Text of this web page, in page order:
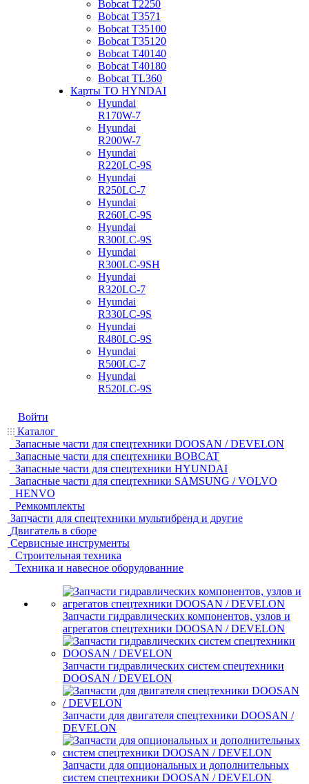
Bobcat Т2250
Bobcat Т3571
Bobcat Т35100
Bobcat Т35120
Bobcat Т40140
Bobcat Т40180
Bobcat ТL360
Карты ТО HYNDAI
Hyundai
R170W-7
Hyundai
R200W-7
Hyundai
R220LC-9S
Hyundai
R250LC-7
Hyundai
R260LC-9S
Hyundai
R300LC-9S
Hyundai
R300LC-9SH
Hyundai
R320LC-7
Hyundai
R330LC-9S
Hyundai
R480LC-9S
Hyundai
R500LC-7
Hyundai
R520LC-9S
Войти
Каталог
Запасные части для спецтехники DOOSAN / DEVELON
Запасные части для спецтехники BOBCAT
Запасные части для спецтехники HYUNDAI
Запасные части для спецтехники SAMSUNG / VOLVO
HENVO
Ремкомплекты
Запчасти для спецтехники мультибренд и другие
Двигатель в сборе
Сервисные инструменты
Строительная техника
Техника и навесное оборудованние
Запчасти гидравлических компонентов, узлов и
агрегатов спецтехники DOOSAN / DEVELON
Запчасти гидравлических систем спецтехники
DOOSAN / DEVELON
Запчасти для двигателя спецтехники DOOSAN /
DEVELON
Запчасти для опциональных и дополнительных
систем спецтехники DOOSAN / DEVELON